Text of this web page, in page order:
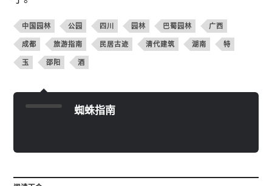
中国园林 公园 四川 园林 巴蜀园林 广西
成都 旅游指南 民居古迹 清代建筑 湖南 特
玉 邵阳 酒
蜘蛛指南